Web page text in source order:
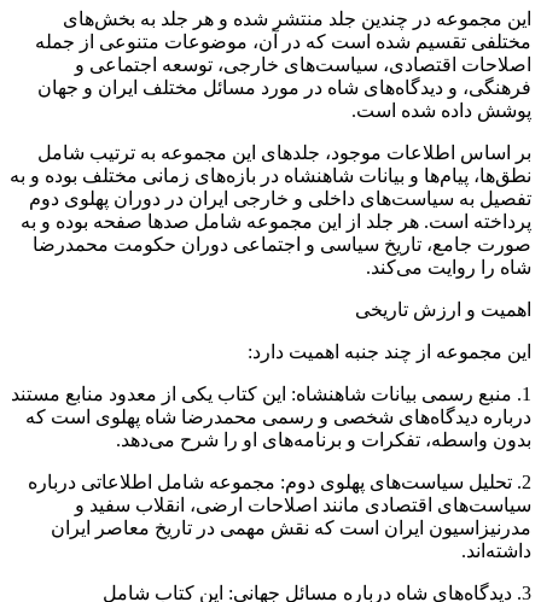
این مجموعه در چندین جلد منتشر شده و هر جلد به بخش‌های
مختلفی تقسیم شده است که در آن، موضوعات متنوعی از جمله
اصلاحات اقتصادی، سیاست‌های خارجی، توسعه اجتماعی و
فرهنگی، و دیدگاه‌های شاه در مورد مسائل مختلف ایران و جهان
پوشش داده شده است.
بر اساس اطلاعات موجود، جلدهای این مجموعه به ترتیب شامل
نطق‌ها، پیام‌ها و بیانات شاهنشاه در بازه‌های زمانی مختلف بوده و به
تفصیل به سیاست‌های داخلی و خارجی ایران در دوران پهلوی دوم
پرداخته است. هر جلد از این مجموعه شامل صدها صفحه بوده و به
صورت جامع، تاریخ سیاسی و اجتماعی دوران حکومت محمدرضا
شاه را روایت می‌کند.
اهمیت و ارزش تاریخی
این مجموعه از چند جنبه اهمیت دارد:
1. منبع رسمی بیانات شاهنشاه: این کتاب یکی از معدود منابع مستند
درباره دیدگاه‌های شخصی و رسمی محمدرضا شاه پهلوی است که
بدون واسطه، تفکرات و برنامه‌های او را شرح می‌دهد.
2. تحلیل سیاست‌های پهلوی دوم: مجموعه شامل اطلاعاتی درباره
سیاست‌های اقتصادی مانند اصلاحات ارضی، انقلاب سفید و
مدرنیزاسیون ایران است که نقش مهمی در تاریخ معاصر ایران
داشته‌اند.
3. دیدگاه‌های شاه درباره مسائل جهانی: این کتاب شامل